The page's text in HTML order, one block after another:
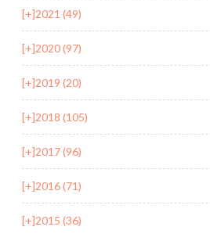
[+]2021 (49)
[+]2020 (97)
[+]2019 (20)
[+]2018 (105)
[+]2017 (96)
[+]2016 (71)
[+]2015 (36)